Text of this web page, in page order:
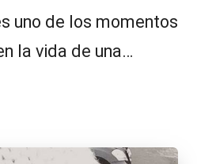
uno de los momentos
la vida de una…